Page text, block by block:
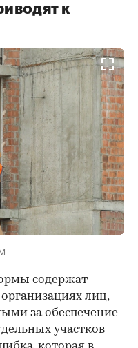
к
содержат
лиц,
за обеспечение
участков